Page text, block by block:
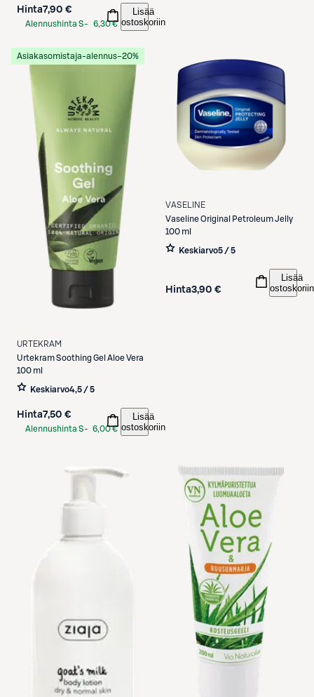
Hinta7,90 €
Alennushinta S- 6,30 €
Lisää
ostoskoriin
Asiakasomistaja-alennus−20%
URTEKRAM
UrtekramSoothing Gel Aloe Vera
100 ml
Keskiarvo4,5 / 5
Hinta7,50 €
Alennushinta S- 6,00 €
Lisää
ostoskoriin
VASELINE
VaselineOriginal Petroleum Jelly
100 ml
Keskiarvo5 / 5
Hinta3,90 €
Lisää
ostoskoriin